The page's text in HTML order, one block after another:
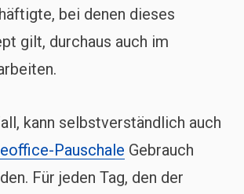
bei denen dieses
gilt, durchaus auch im
kann selbstverständlich auch
Pauschale Gebrauch
Für jeden Tag, den der